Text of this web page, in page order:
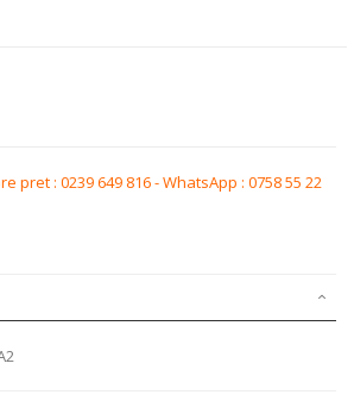
pret : 0239 649 816 - WhatsApp : 0758 55 22